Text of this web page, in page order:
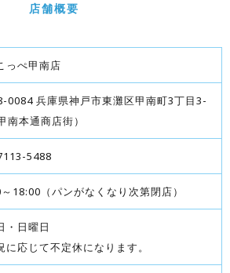
店舗概要
っぺ甲南店
0084 兵庫県神戸市東灘区甲南町3丁目3-
南本通商店街）
5488
18:00（パンがなくなり次第閉店）
・日曜日
応じて不定休になります。